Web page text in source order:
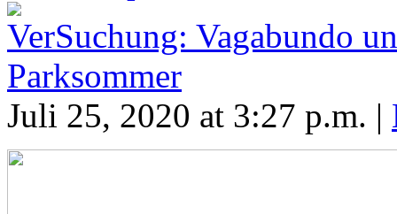
VerSuchung: Vagabundo
Parksommer
Juli 25, 2020 at 3:27 p.m. |